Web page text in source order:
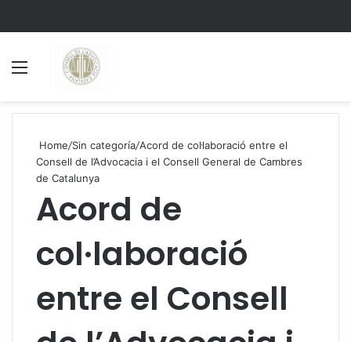
Home/Sin categoría/Acord de col·laboració entre el
Consell de l’Advocacia i el Consell General de Cambres
de Catalunya
Acord de
col·laboració
entre el Consell